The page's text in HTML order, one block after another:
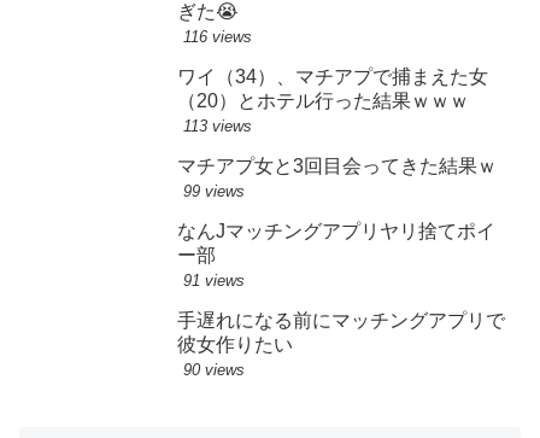
ぎた😭
116 views
ワイ（34）、マチアプで捕まえた女
（20）とホテル行った結果ｗｗｗ
113 views
マチアプ女と3回目会ってきた結果ｗ
99 views
なんJマッチングアプリヤリ捨てポイ
ー部
91 views
手遅れになる前にマッチングアプリで
彼女作りたい
90 views